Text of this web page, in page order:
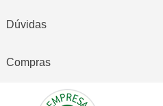
Dúvidas
Compras